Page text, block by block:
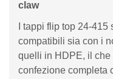
claw
I tappi flip top 24-
compatibili sia con i
quelli in HDPE, il che
confezione completa